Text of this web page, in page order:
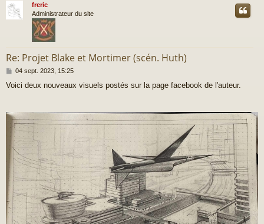
freric
Administrateur du site
Re: Projet Blake et Mortimer (scén. Huth)
M
s
g
e
04 sept. 2023, 15:25
Voici deux nouveaux visuels postés sur la page facebook de l'auteur.